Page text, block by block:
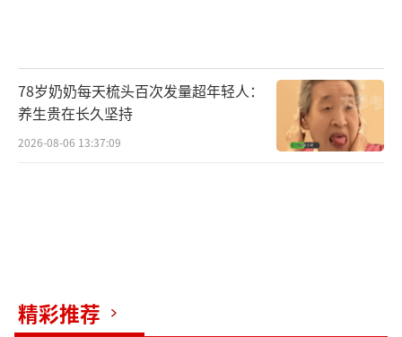
78岁奶奶每天梳头百次发量超年轻人：
养生贵在长久坚持
2026-08-06 13:37:09
精彩推荐